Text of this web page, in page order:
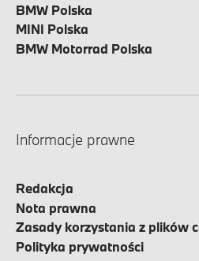
BMW Polska
MINI Polska
BMW Motorrad Polska
Informacje prawne
Redakcja
Nota prawna
Zasady korzystania z plików
Polityka prywatności